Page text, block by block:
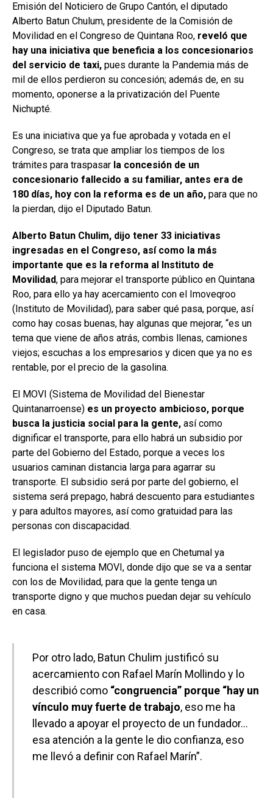
Emisión del Noticiero de Grupo Cantón, el diputado
Alberto Batun Chulum, presidente de la Comisión de
Movilidad en el Congreso de Quintana Roo, reveló que
hay una iniciativa que beneficia a los concesionarios
del servicio de taxi, pues durante la Pandemia más de
mil de ellos perdieron su concesión; además de, en su
momento, oponerse a la privatización del Puente
Nichupté.
Es una iniciativa que ya fue aprobada y votada en el
Congreso, se trata que ampliar los tiempos de los
trámites para traspasar la concesión de un
concesionario fallecido a su familiar, antes era de
180 días, hoy con la reforma es de un año, para que no
la pierdan, dijo el Diputado Batun.
Alberto Batun Chulim, dijo tener 33 iniciativas
ingresadas en el Congreso, así como la más
importante que es la reforma al Instituto de
Movilidad, para mejorar el transporte público en Quintana
Roo, para ello ya hay acercamiento con el Imoveqroo
(Instituto de Movilidad), para saber qué pasa, porque, así
como hay cosas buenas, hay algunas que mejorar, “es un
tema que viene de años atrás, combis llenas, camiones
viejos; escuchas a los empresarios y dicen que ya no es
rentable, por el precio de la gasolina.
El MOVI (Sistema de Movilidad del Bienestar
Quintanarroense) es un proyecto ambicioso, porque
busca la justicia social para la gente, así como
dignificar el transporte, para ello habrá un subsidio por
parte del Gobierno del Estado, porque a veces los
usuarios caminan distancia larga para agarrar su
transporte. El subsidio será por parte del gobierno, el
sistema será prepago, habrá descuento para estudiantes
y para adultos mayores, así como gratuidad para las
personas con discapacidad.
El legislador puso de ejemplo que en Chetumal ya
funciona el sistema MOVI, donde dijo que se va a sentar
con los de Movilidad, para que la gente tenga un
transporte digno y que muchos puedan dejar su vehículo
en casa.
Por otro lado, Batun Chulim justificó su
acercamiento con Rafael Marín Mollindo y lo
describió como “congruencia” porque “hay un
vínculo muy fuerte de trabajo, eso me ha
llevado a apoyar el proyecto de un fundador…
esa atención a la gente le dio confianza, eso
me llevó a definir con Rafael Marín”.